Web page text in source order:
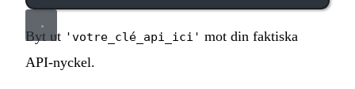
Byt ut 'votre_clé_api_ici' mot din faktiska
API‑nyckel.